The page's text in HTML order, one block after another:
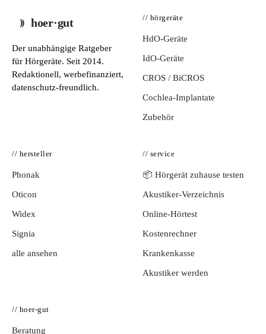
hoer·gut
Der unabhängige Ratgeber
für Hörgeräte. Seit 2014.
Redaktionell, werbefinanziert,
datenschutz-freundlich.
// hörgeräte
HdO-Geräte
IdO-Geräte
CROS / BiCROS
Cochlea-Implantate
Zubehör
// hersteller
Phonak
Oticon
Widex
Signia
alle ansehen
// service
📦 Hörgerät zuhause testen
Akustiker-Verzeichnis
Online-Hörtest
Kostenrechner
Krankenkasse
Akustiker werden
// hoer-gut
Beratung